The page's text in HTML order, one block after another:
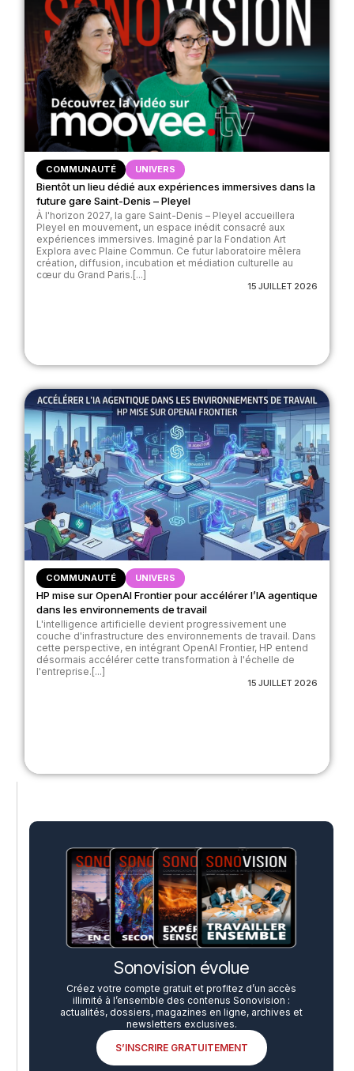
COMMUNAUTÉ UNIVERS
Bientôt un lieu dédié aux expériences immersives dans la
future gare Saint-Denis – Pleyel
À l'horizon 2027, la gare Saint-Denis – Pleyel accueillera
Pleyel en mouvement, un espace inédit consacré aux
expériences immersives. Imaginé par la Fondation Art
Explora avec Plaine Commun. Ce futur laboratoire mêlera
création, diffusion, incubation et médiation culturelle au
cœur du Grand Paris.[...]
15 JUILLET 2026
COMMUNAUTÉ UNIVERS
HP mise sur OpenAI Frontier pour accélérer l’IA agentique
dans les environnements de travail
L'intelligence artificielle devient progressivement une
couche d'infrastructure des environnements de travail. Dans
cette perspective, en intégrant OpenAI Frontier, HP entend
désormais accélérer cette transformation à l'échelle de
l'entreprise.[...]
15 JUILLET 2026
Sonovision évolue
Créez votre compte gratuit et profitez d’un accès
illimité à l’ensemble des contenus Sonovision :
actualités, dossiers, magazines en ligne, archives et
newsletters exclusives.
S’INSCRIRE GRATUITEMENT